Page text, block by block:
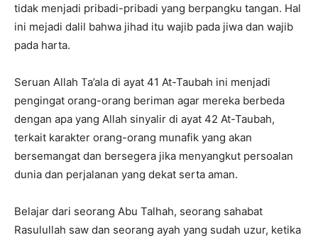
tidak menjadi pribadi-pribadi yang berpangku tangan. Hal
ini mejadi dalil bahwa jihad itu wajib pada jiwa dan wajib
pada harta.
Seruan Allah Ta’ala di ayat 41 At-Taubah ini menjadi
pengingat orang-orang beriman agar mereka berbeda
dengan apa yang Allah sinyalir di ayat 42 At-Taubah,
terkait karakter orang-orang munafik yang akan
bersemangat dan bersegera jika menyangkut persoalan
dunia dan perjalanan yang dekat serta aman.
Belajar dari seorang Abu Talhah, seorang sahabat
Rasulullah saw dan seorang ayah yang sudah uzur, ketika